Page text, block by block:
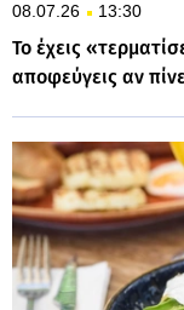
08.07.26 13:30
Το έχεις
αποφεύγεις αν